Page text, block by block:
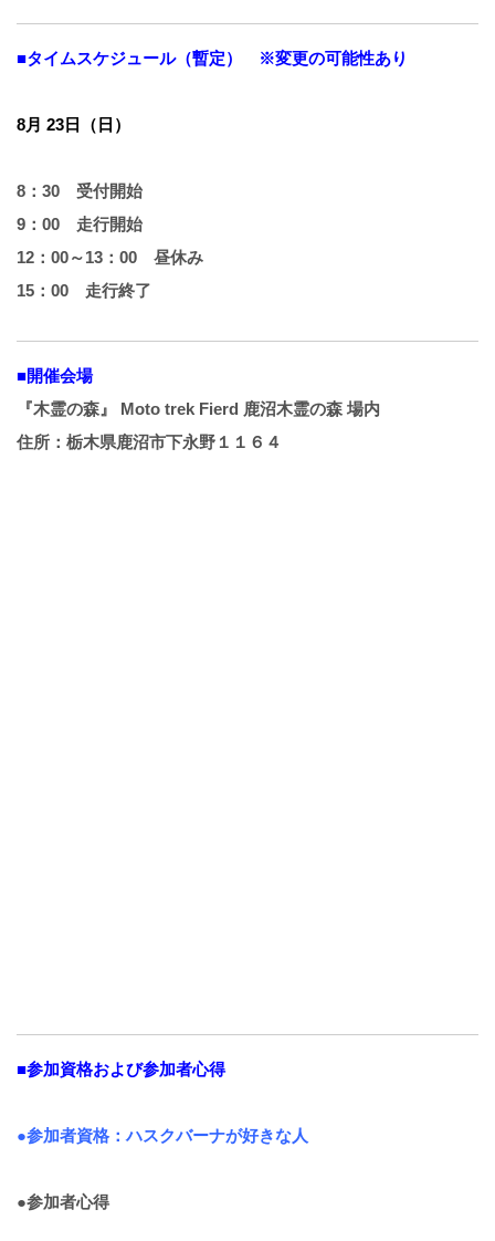
■タイムスケジュール（暫定） ※変更の可能性あり
8月 23日（日）
8：30 受付開始
9：00 走行開始
12：00～13：00 昼休み
15：00 走行終了
■開催会場
『木霊の森』 Moto trek Fierd 鹿沼木霊の森 場内
住所：栃木県鹿沼市下永野１１６４
■参加資格および参加者心得
●参加者資格：ハスクバーナが好きな人
●参加者心得